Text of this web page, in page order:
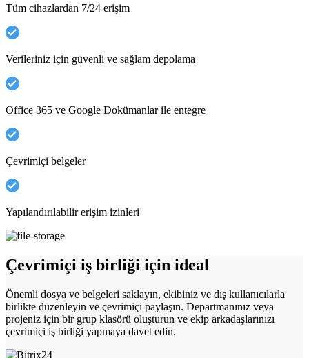
Tüm cihazlardan 7/24 erişim
Verileriniz için güvenli ve sağlam depolama
Office 365 ve Google Dokümanlar ile entegre
Çevrimiçi belgeler
Yapılandırılabilir erişim izinleri
Çevrimiçi iş birliği için ideal
Önemli dosya ve belgeleri saklayın, ekibiniz ve dış kullanıcılarla
birlikte düzenleyin ve çevrimiçi paylaşın. Departmanınız veya
projeniz için bir grup klasörü oluşturun ve ekip arkadaşlarınızı
çevrimiçi iş birliği yapmaya davet edin.